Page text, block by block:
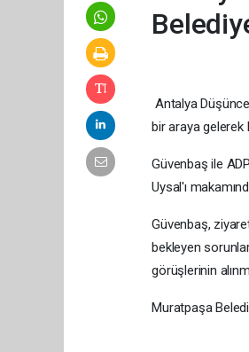
Antalya
bir araya gelerek
Güvenbaş ile
Uysal'ı
Güvenbaş,
bekleyen
görüşlerinin
Muratpaşa